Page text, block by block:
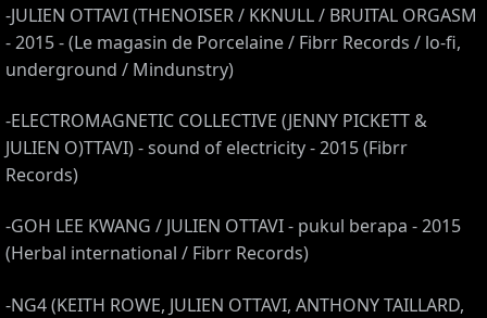
-JULIEN OTTAVI (THENOISER / KKNULL / BRUITAL ORGASM
- 2015 - (Le magasin de Porcelaine / Fibrr Records / lo-fi,
underground / Mindunstry)
-ELECTROMAGNETIC COLLECTIVE (JENNY PICKETT &
JULIEN O)TTAVI) - sound of electricity - 2015 (Fibrr
Records)
-GOH LEE KWANG / JULIEN OTTAVI - pukul berapa - 2015
(Herbal international / Fibrr Records)
-NG4 (KEITH ROWE, JULIEN OTTAVI, ANTHONY TAILLARD,